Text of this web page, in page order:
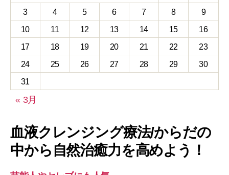
3
4 5 6 7 8
9
10
11 12 13 14 15
16
17
18 19 20 21 22
23
24
25 26 27 28 29
30
31
« 3月
血液クレンジング療法/からだの
中から自然治癒力を高めよう！